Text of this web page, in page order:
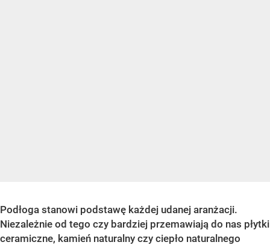
Podłoga stanowi podstawę każdej udanej aranżacji.
Niezależnie od tego czy bardziej przemawiają do nas płytki
ceramiczne, kamień naturalny czy ciepło naturalnego